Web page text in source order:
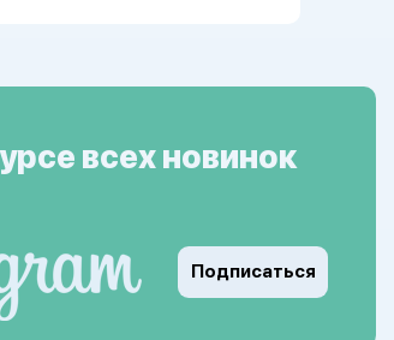
всех новинок
Подписаться